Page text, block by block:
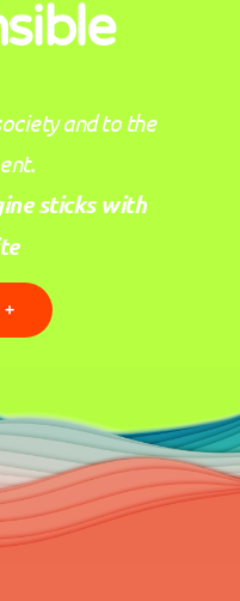
and to the
sticks with
+